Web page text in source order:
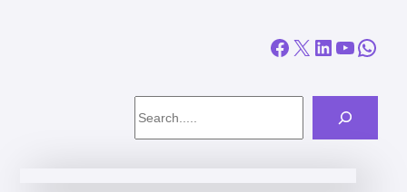
Facebook X LinkedIn YouTube WhatsApp